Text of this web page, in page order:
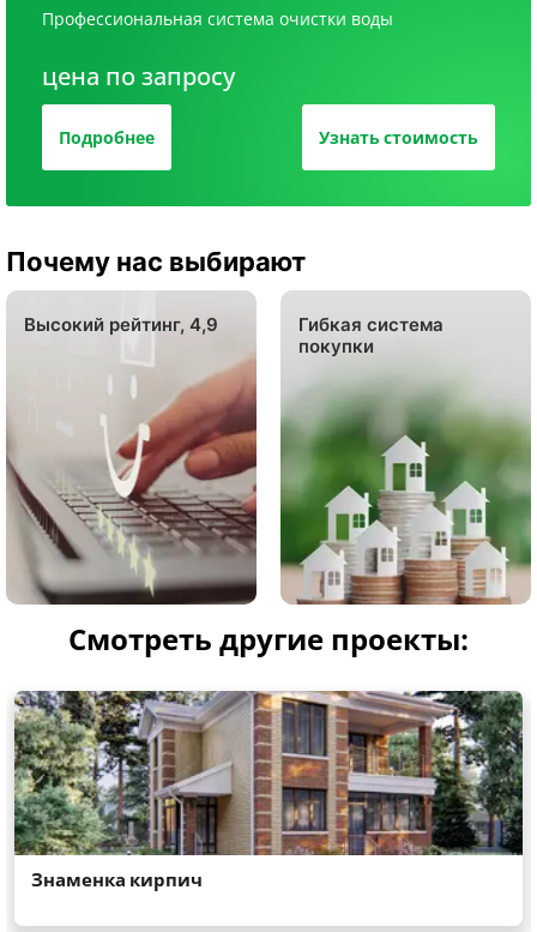
Профессиональная система очистки воды
цена по запросу
Подробнее Узнать стоимость
Почему нас выбирают
Высокий рейтинг, 4,9
Гибкая система
покупки
Смотреть другие проекты: